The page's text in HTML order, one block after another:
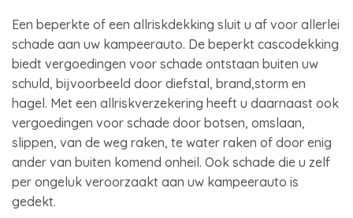
Een beperkte of een allriskdekking sluit u af voor allerlei
schade aan uw kampeerauto. De beperkt cascodekking
biedt vergoedingen voor schade ontstaan buiten uw
schuld, bijvoorbeeld door diefstal, brand,storm en
hagel. Met een allriskverzekering heeft u daarnaast ook
vergoedingen voor schade door botsen, omslaan,
slippen, van de weg raken, te water raken of door enig
ander van buiten komend onheil. Ook schade die u zelf
per ongeluk veroorzaakt aan uw kampeerauto is
gedekt.